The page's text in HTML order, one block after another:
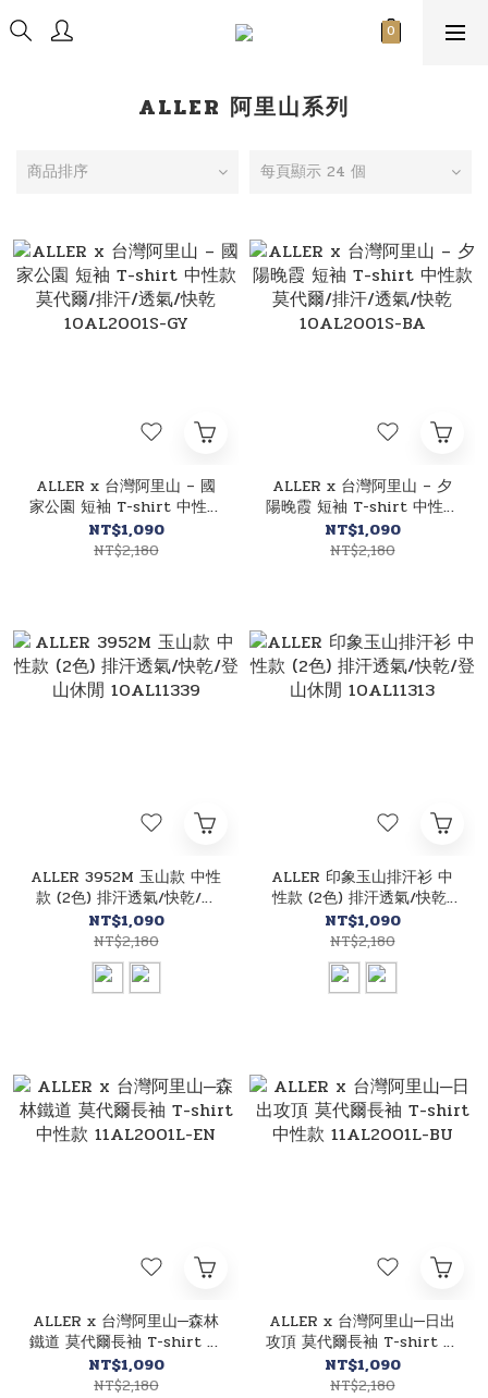
ALLER 阿里山系列
商品排序 每頁顯示 24 個
ALLER x 台灣阿里山 – 國
家公園 短袖 T-shirt 中性款
莫代爾/排汗/透氣/快乾
10AL2001S-GY
NT$1,090
NT$2,180
ALLER x 台灣阿里山 – 夕
陽晚霞 短袖 T-shirt 中性款
莫代爾/排汗/透氣/快乾
10AL2001S-BA
NT$1,090
NT$2,180
ALLER 3952M 玉山款 中性
款 (2色) 排汗透氣/快乾/登
山休閒 10AL11339
NT$1,090
NT$2,180
ALLER 印象玉山排汗衫 中
性款 (2色) 排汗透氣/快乾/
登山休閒 10AL11313
NT$1,090
NT$2,180
ALLER x 台灣阿里山─森林
鐵道 莫代爾長袖 T-shirt 中
性款 11AL2001L-EN
NT$1,090
NT$2,180
ALLER x 台灣阿里山─日出
攻頂 莫代爾長袖 T-shirt 中
性款 11AL2001L-BU
NT$1,090
NT$2,180